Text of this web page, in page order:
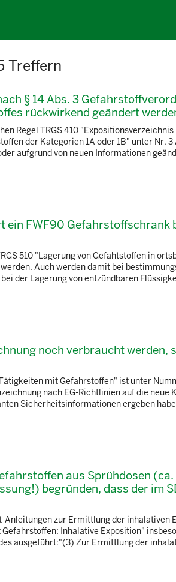
Treffern
§ 14 Abs. 3
rückwirkend geändert
Regel TRGS 410
der Kategorien 1A oder 1B" unter Nr.
aufgrund von neuen Informationen
ein FWF90 Gefahrstoffschrank
510 "Lagerung von Gefahtstoffen in
Auch werden damit bei
der Lagerung von entzündbaren
noch verbraucht werden,
mit Gefahrstoffen" ist unter
nach EG-Richtlinien auf die neue
Sicherheitsinformationen ergeben
aus Sprühdosen
begründen, dass der im
zur Ermittlung der inhalativen
Inhalative Exposition"
ausgeführt:"(3) Zur Ermittlung der